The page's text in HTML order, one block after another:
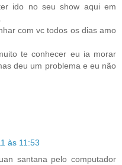
ido no seu show aqui em
com vc todos os dias amo
te conhecer eu ia morar
deu um problema e eu não
às 11:53
santana pelo computador